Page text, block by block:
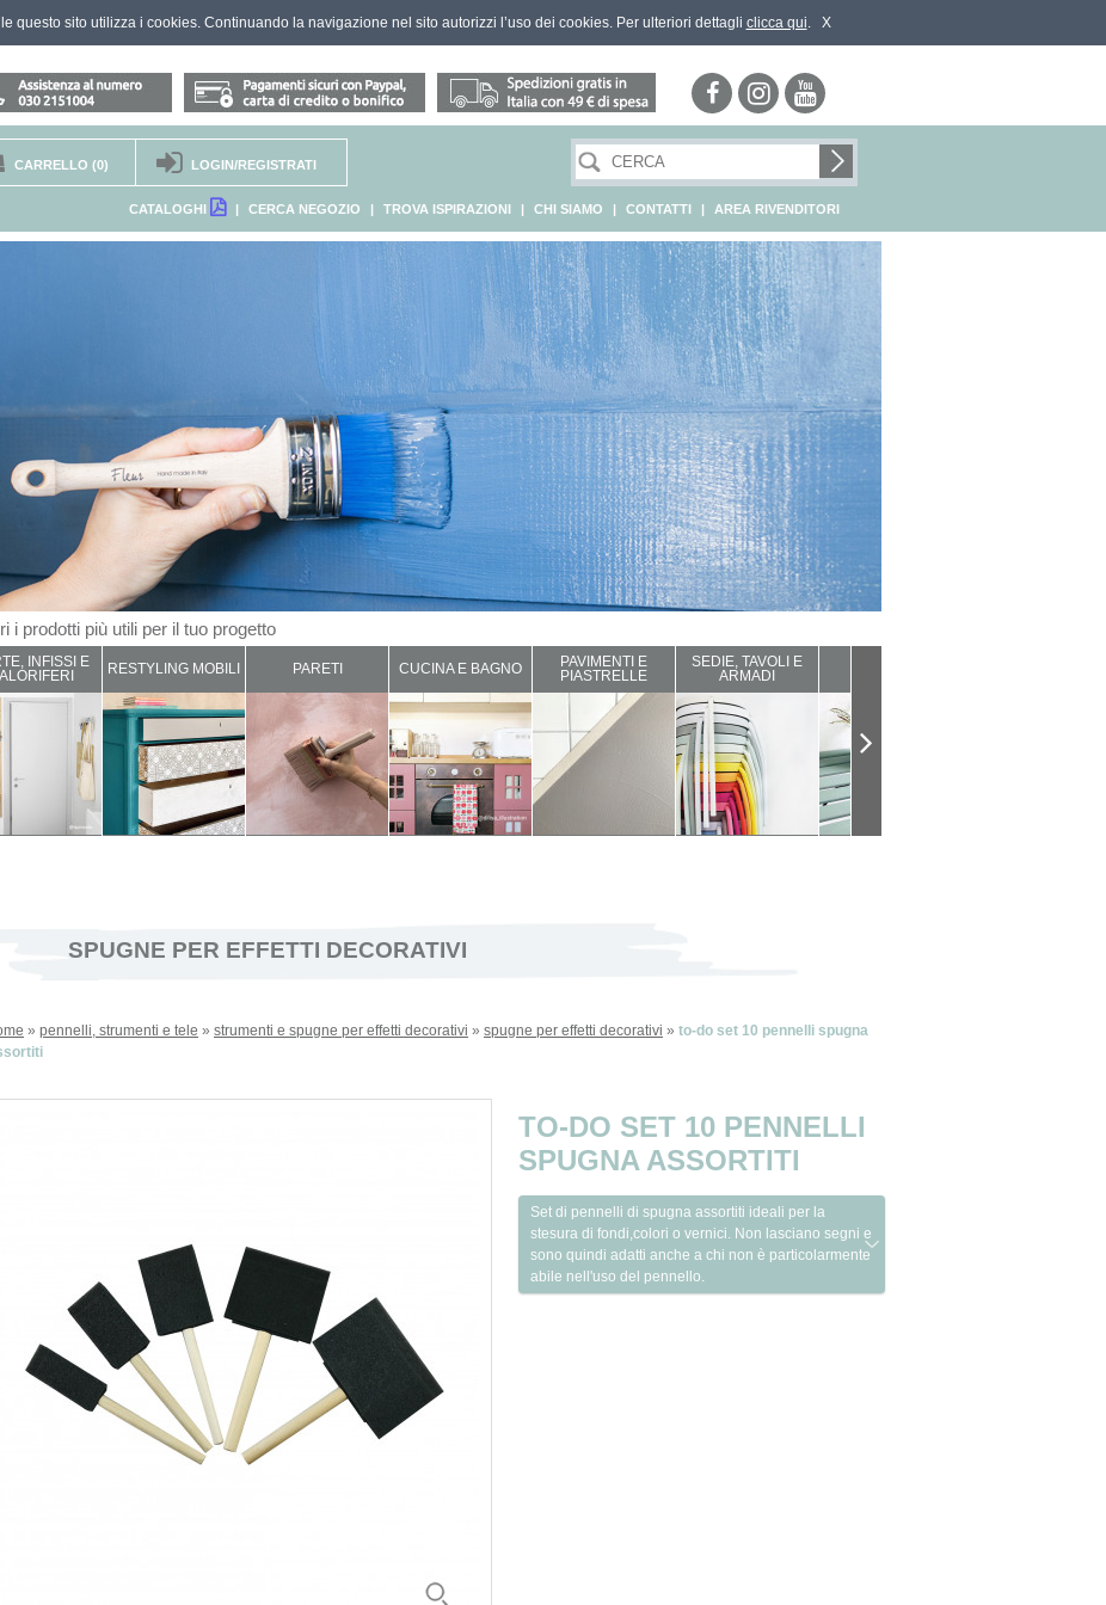
questo sito utilizza i cookies. Continuando la navigazione nel sito autorizzi l’uso dei cookies. Per ulteriori dettagli clicca qui. X
CARRELLO (0) LOGIN/REGISTRATI
CATALOGHI | CERCA NEGOZIO | TROVA ISPIRAZIONI | CHI SIAMO | CONTATTI | AREA RIVENDITORI
i prodotti più utili per il tuo progetto
INFISSI E
RESTYLING MOBILI PARETI CUCINA E BAGNO
PAVIMENTI E
PIASTRELLE
SEDIE, TAVOLI E
ARMADI
SPUGNE PER EFFETTI DECORATIVI
» pennelli, strumenti e tele » strumenti e spugne per effetti decorativi » spugne per effetti decorativi » to-do set 10 pennelli spugna
TO-DO SET 10 PENNELLI
SPUGNA ASSORTITI
Set di pennelli di spugna assortiti ideali per la
stesura di fondi,colori o vernici. Non lasciano segni e
sono quindi adatti anche a chi non è particolarmente
abile nell'uso del pennello.